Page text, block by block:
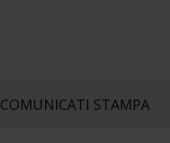
COMUNICATI STAMPA